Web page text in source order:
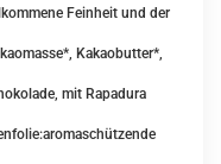
Feinheit und der
Kakaobutter*,
mit Rapadura